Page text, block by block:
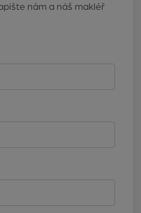
nám a náš makléř